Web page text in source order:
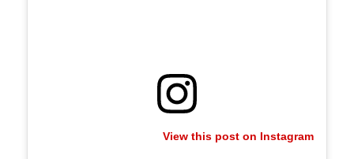
View this post on Instagram